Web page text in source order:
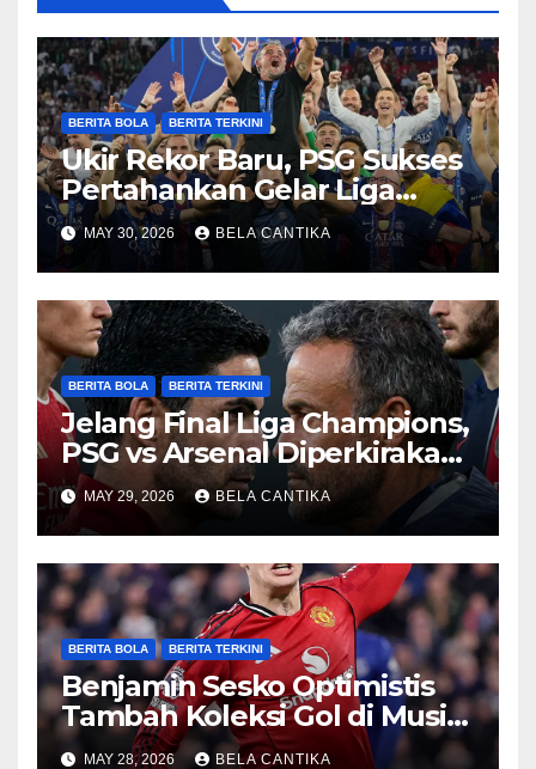
BERITA BOLA BERITA TERKINI
Ukir Rekor Baru, PSG Sukses
Pertahankan Gelar Liga
Champions
MAY 30, 2026 BELA CANTIKA
BERITA BOLA BERITA TERKINI
Jelang Final Liga Champions,
PSG vs Arsenal Diperkirakan
Sengit
MAY 29, 2026 BELA CANTIKA
BERITA BOLA BERITA TERKINI
Benjamin Sesko Optimistis
Tambah Koleksi Gol di Musim
2026/27
MAY 28, 2026 BELA CANTIKA